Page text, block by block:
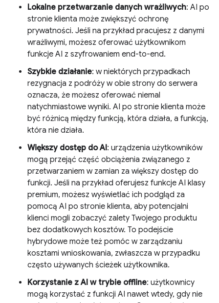
Lokalne przetwarzanie danych wrażliwych: AI po
stronie klienta może zwiększyć ochronę
prywatności. Jeśli na przykład pracujesz z danymi
wrażliwymi, możesz oferować użytkownikom
funkcje AI z szyfrowaniem end-to-end.
Szybkie działanie: w niektórych przypadkach
rezygnacja z podróży w obie strony do serwera
oznacza, że możesz oferować niemal
natychmiastowe wyniki. AI po stronie klienta może
być różnicą między funkcją, która działa, a funkcją,
która nie działa.
Większy dostęp do AI: urządzenia użytkowników
mogą przejąć część obciążenia związanego z
przetwarzaniem w zamian za większy dostęp do
funkcji. Jeśli na przykład oferujesz funkcje AI klasy
premium, możesz wyświetlać ich podgląd za
pomocą AI po stronie klienta, aby potencjalni
klienci mogli zobaczyć zalety Twojego produktu
bez dodatkowych kosztów. To podejście
hybrydowe może też pomóc w zarządzaniu
kosztami wnioskowania, zwłaszcza w przypadku
często używanych ścieżek użytkownika.
Korzystanie z AI w trybie offline: użytkownicy
mogą korzystać z funkcji AI nawet wtedy, gdy nie